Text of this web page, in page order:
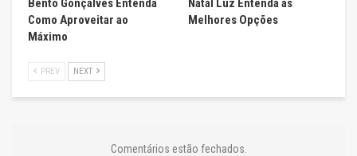
Bento Gonçalves Entenda
Como Aproveitar ao
Máximo
Natal Luz Entenda as
Melhores Opções
PREV NEXT
Comentários estão fechados.